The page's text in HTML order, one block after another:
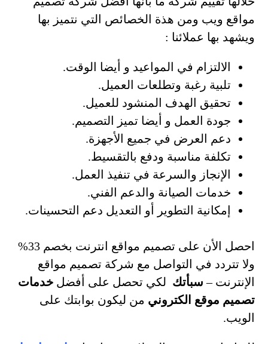
مواقع ويب ومن هذة الخصائص التي نتميز بها
ويشهد بها عملائنا :
الالتزام في المواعيد و أيضا الوقت.
تلبية رغبة وتطلعات العميل.
تحقيق الهدف المنشود للعميل.
جودة العمل و أيضا تميز التصميم.
دعم العرض في جميع الأجهزة.
تكلفة مناسبة ودفع بالتقسيط.
الإنجاز والسرعة في تنفيذ العمل.
خدمات الصيانة والدعم الفني.
إمكانية التطوير أو التعديل دعم التحسينات.
احصل الأن على تصميم مواقع انترنت بخصم 33%
ولا تتردد في التواصل مع شركة تصميم مواقع
الإنترنت – سبأتك لكي تحصل على أفضلخدمات
تصميم موقع الكتروني من ليكون بوابتك على
الويب.